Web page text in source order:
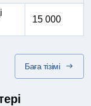
15 000
Баға тізімі